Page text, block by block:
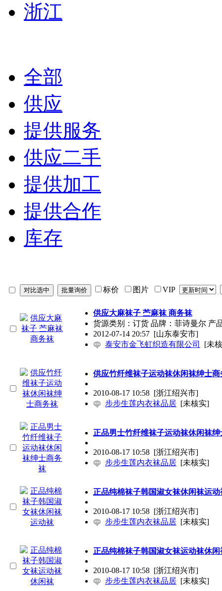
浙江
全部
供应
提供服务
供应二手
提供加工
提供合作
库存
标价 图片 VIP
供应大麻袜子 苎麻袜 商务袜
货源类别：订货 品牌：菲诗曼尔 产
2012-07-14 20:57 [山东泰安市]
泰安市金飞虹织造有限公司
[未
供应竹纤维袜子运动袜休闲袜绅士商
2010-08-17 10:58 [浙江绍兴市]
步步生莲内衣袜品居 [未核实]
正品男士竹纤维袜子运动袜休闲袜
2010-08-17 10:58 [浙江绍兴市]
步步生莲内衣袜品居 [未核实]
正品纯棉袜子韩国淑女袜休闲袜运动
2010-08-17 10:58 [浙江绍兴市]
步步生莲内衣袜品居 [未核实]
正品纯棉袜子韩国淑女袜运动袜休闲
2010-08-17 10:58 [浙江绍兴市]
步步生莲内衣袜品居 [未核实]